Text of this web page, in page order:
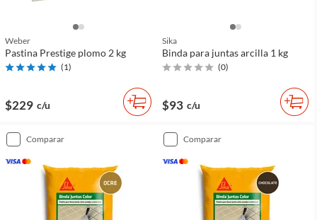
Weber
Pastina Prestige plomo 2 kg
(1)
$229 c/u
Sika
Binda para juntas arcilla 1 kg
(0)
$93 c/u
comparar comparar